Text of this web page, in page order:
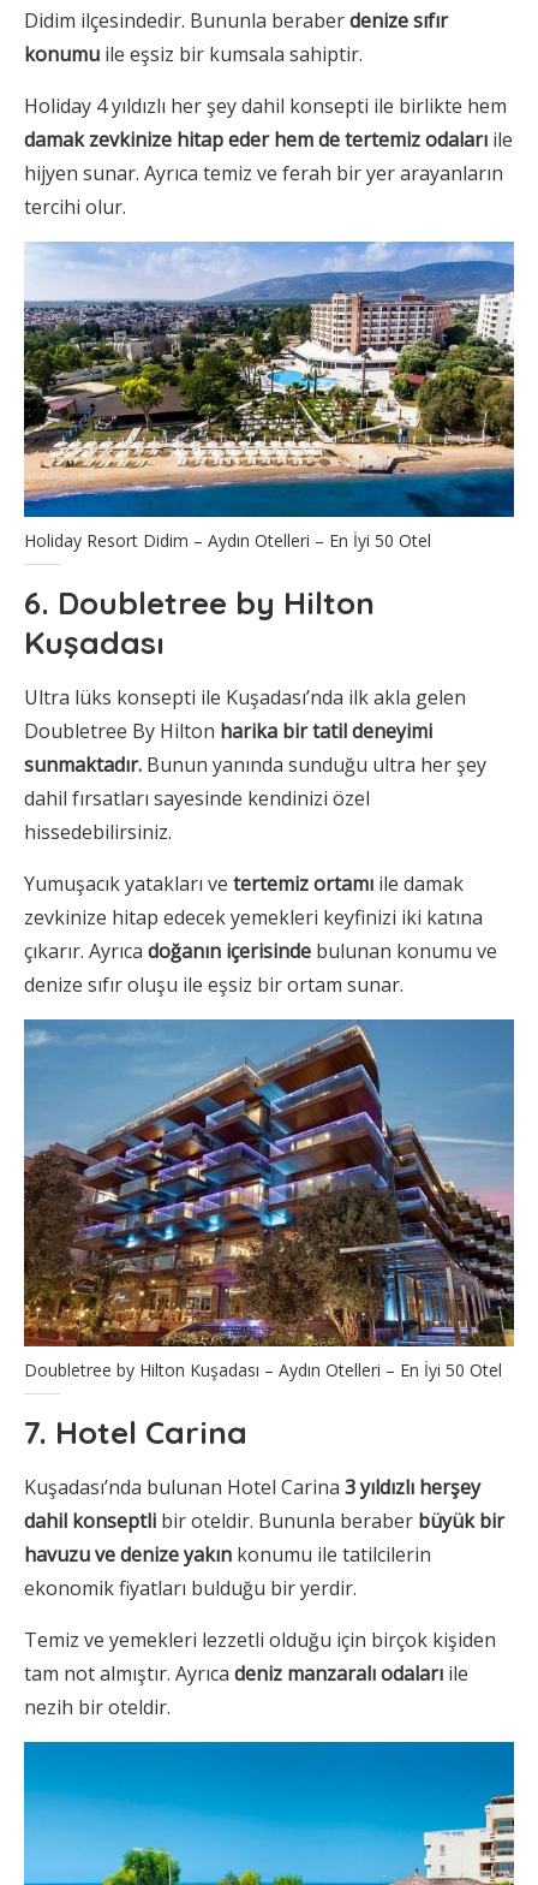
Didim ilçesindedir. Bununla beraberdenize sıfır
konumu ile eşsiz bir kumsala sahiptir.
Holiday 4 yıldızlı her şey dahil konsepti ile birlikte hem
damak zevkinize hitap eder hem de tertemiz odaları ile
hijyen sunar. Ayrıca temiz ve ferah bir yer arayanların
tercihi olur.
Holiday Resort Didim – Aydın Otelleri – En İyi 50 Otel
6. Doubletree by Hilton
Kuşadası
Ultra lüks konsepti ile Kuşadası’nda ilk akla gelen
Doubletree By Hilton harika bir tatil deneyimi
sunmaktadır. Bunun yanında sunduğu ultra her şey
dahil fırsatları sayesinde kendinizi özel
hissedebilirsiniz.
Yumuşacık yatakları ve tertemiz ortamı ile damak
zevkinize hitap edecek yemekleri keyfinizi iki katına
çıkarır. Ayrıca doğanın içerisinde bulunan konumu ve
denize sıfır oluşu ile eşsiz bir ortam sunar.
Doubletree by Hilton Kuşadası – Aydın Otelleri – En İyi 50 Otel
7. Hotel Carina
Kuşadası’nda bulunan Hotel Carina 3 yıldızlı herşey
dahil konseptli bir oteldir. Bununla beraber büyük bir
havuzu ve denize yakın konumu ile tatilcilerin
ekonomik fiyatları bulduğu bir yerdir.
Temiz ve yemekleri lezzetli olduğu için birçok kişiden
tam not almıştır. Ayrıca deniz manzaralı odaları ile
nezih bir oteldir.